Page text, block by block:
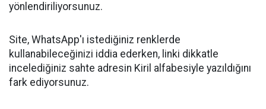
yönlendiriliyorsunuz.
Site, WhatsApp'ı istediğiniz renklerde
kullanabileceğinizi iddia ederken, linki dikkatle
incelediğiniz sahte adresin Kiril alfabesiyle yazıldığını
fark ediyorsunuz.